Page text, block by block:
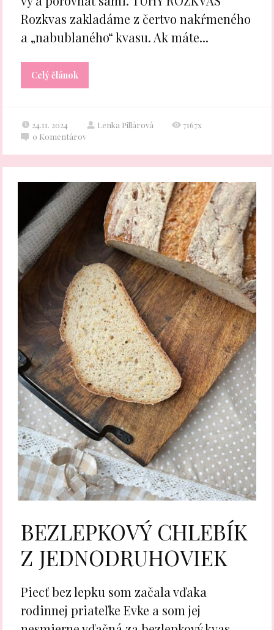
Rozkvas zakladáme z čertvo nakŕmeného
a „nabublaného“ kvasu. Ak máte...
Celý článok
24.11. 2024 Lenka Pillárová
7167x
0 Komentárov
BEZLEPKOVÝ CHLEBÍK
Z JEDNODRUHOVIEK
Piecť bez lepku som začala vďaka
rodinnej priateľke Evke a som jej